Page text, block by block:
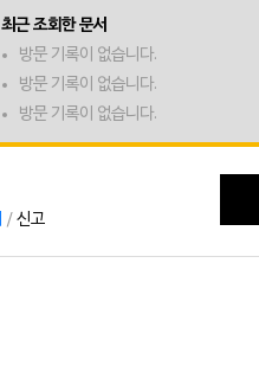
최근 조회한 문서
방문 기록이 없습니다.
방문 기록이 없습니다.
방문 기록이 없습니다.
/ 신고